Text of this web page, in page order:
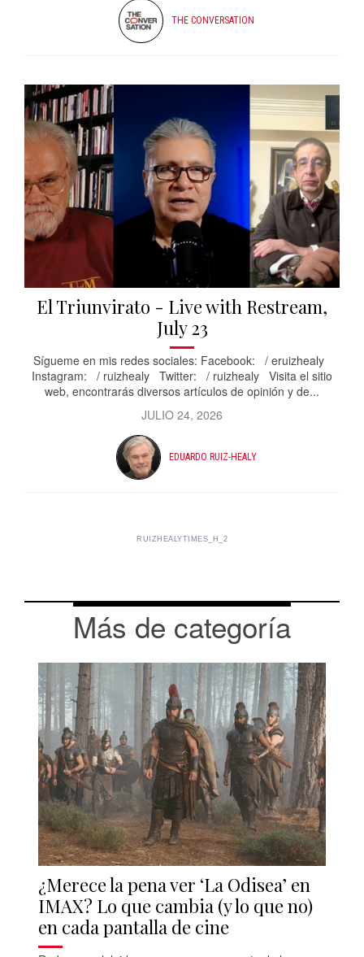
THE CONVERSATION
El Triunvirato - Live with Restream,
July 23
Sígueme en mis redes sociales: Facebook: / eruizhealy
Instagram: / ruizhealy Twitter: / ruizhealy Visita el sitio
web, encontrarás diversos artículos de opinión y de...
JULIO 24, 2026
EDUARDO RUIZ-HEALY
RUIZHEALYTIMES_H_2
Más de categoría
¿Merece la pena ver ‘La Odisea’ en
IMAX? Lo que cambia (y lo que no)
en cada pantalla de cine